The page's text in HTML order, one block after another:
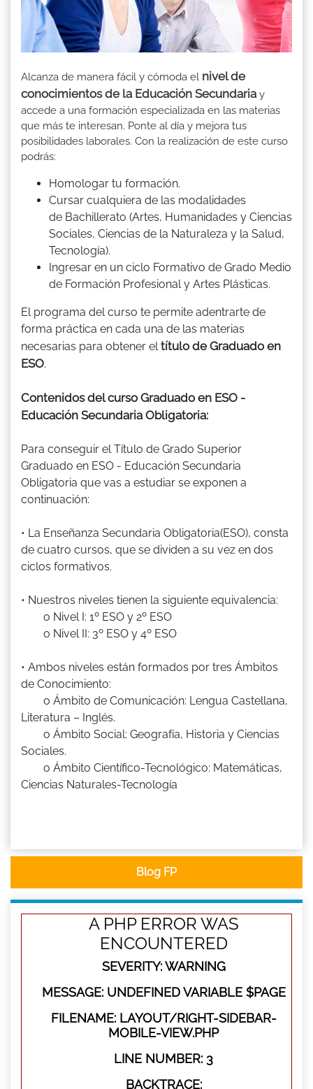
Alcanza de manera fácil y cómoda el nivel de
conocimientos de la Educación Secundariay
accede a una formación especializada en las materias
que más te interesan. Ponte al día y mejora tus
posibilidades laborales. Con la realización de este curso
podrás:
Homologar tu formación.
Cursar cualquiera de las modalidades
de Bachillerato (Artes, Humanidades y Ciencias
Sociales, Ciencias de la Naturaleza y la Salud,
Tecnología).
Ingresar en un ciclo Formativo de Grado Medio
de Formación Profesional y Artes Plásticas.
El programa del curso te permite adentrarte de
forma práctica en cada una de las materias
necesarias para obtener eltítulo de Graduado en
ESO.
Contenidos del curso Graduado en ESO -
Educación Secundaria Obligatoria:
Para conseguir el Título de Grado Superior
Graduado en ESO - Educación Secundaria
Obligatoria que vas a estudiar se exponen a
continuación:
• La Enseñanza Secundaria Obligatoria(ESO), consta
de cuatro cursos, que se dividen a su vez en dos
ciclos formativos.
• Nuestros niveles tienen la siguiente equivalencia:
o Nivel I: 1º ESO y 2º ESO
o Nivel II: 3º ESO y 4º ESO
• Ambos niveles están formados por tres Ámbitos
de Conocimiento:
o Ámbito de Comunicación: Lengua Castellana,
Literatura – Inglés.
o Ámbito Social: Geografía, Historia y Ciencias
Sociales.
o Ámbito Científico-Tecnológico: Matemáticas,
Ciencias Naturales-Tecnología
Blog FP
A PHP ERROR WAS
ENCOUNTERED
SEVERITY: WARNING
MESSAGE: UNDEFINED VARIABLE $PAGE
FILENAME: LAYOUT/RIGHT-SIDEBAR-
MOBILE-VIEW.PHP
LINE NUMBER: 3
BACKTRACE: